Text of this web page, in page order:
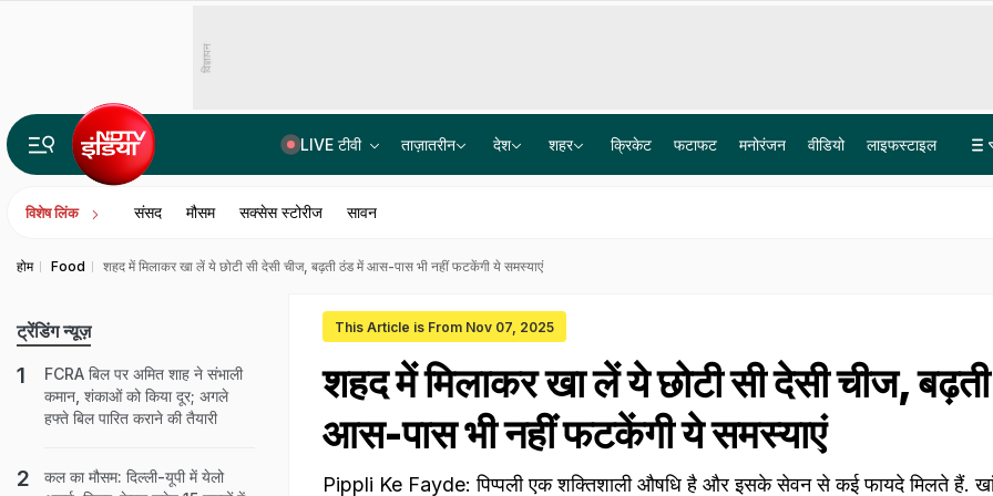
विज्ञापन
LIVE टीवी ताज़ातरीन देश शहर क्रिकेट फटाफट मनोरंजन वीडियो लाइफस्टाइल
विशेष लिंक संसद मौसम सक्सेस स्टोरीज सावन
होम Food शहद में मिलाकर खा लें ये छोटी सी देसी चीज, बढ़ती ठंड में आस-पास भी नहीं फटकेंगी ये समस्याएं
This Article is From Nov 07, 2025
शहद में मिलाकर खा लें ये छोटी सी देसी चीज,
आस-पास भी नहीं फटकेंगी ये समस्याएं
Pippli Ke Fayde: पिप्पली एक शक्तिशाली औषधि है और इसके सेवन से कई फायदे मिलते हैं.
ट्रेंडिंग न्यूज़
FCRA बिल पर अमित शाह ने संभाली
कमान, शंकाओं को किया दूर; अगले
हफ्ते बिल पारित कराने की तैयारी
कल का मौसम: दिल्ली-यूपी में येलो